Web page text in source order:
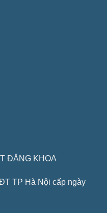
ĐĂNG KHOA
TP Hà Nội cấp ngày